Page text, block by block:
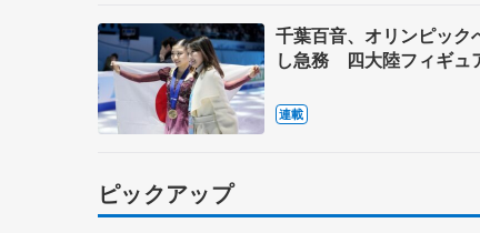
千葉百音、オリンピック
し急務 四大陸フィギュ
連載
ピックアップ